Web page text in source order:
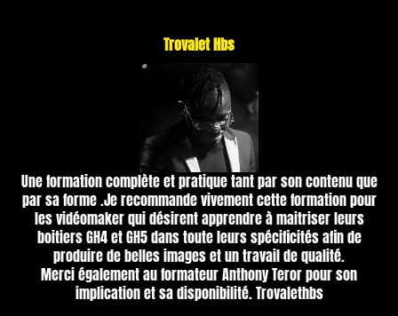
Trovalet Hbs
Une formation complète et pratique tant par son contenu que
par sa forme .Je recommande vivement cette formation pour
les vidéomaker qui désirent apprendre à maitriser leurs
boitiers GH4 et GH5 dans toute leurs spécificités afin de
produire de belles images et un travail de qualité.
Merci également au formateur Anthony Teror pour son
implication et sa disponibilité. Trovalethbs